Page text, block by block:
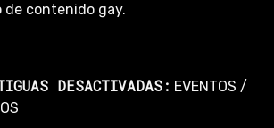
de contenido gay.
DESACTIVADAS: EVENTOS /